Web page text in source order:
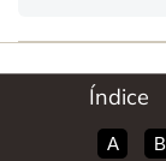
Índice
A B